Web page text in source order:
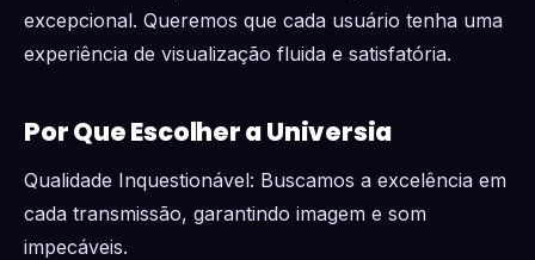
excepcional. Queremos que cada usuário tenha uma
experiência de visualização fluida e satisfatória.
Por Que Escolher a Universia
Qualidade Inquestionável: Buscamos a excelência em
cada transmissão, garantindo imagem e som
impecáveis.